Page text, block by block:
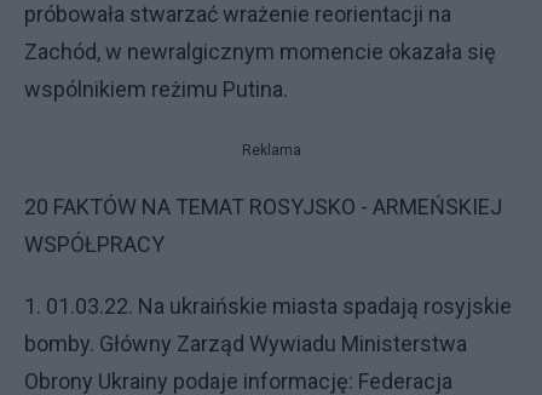
próbowała stwarzać wrażenie reorientacji na
Zachód, w newralgicznym momencie okazała się
wspólnikiem reżimu Putina.
Reklama
20 FAKTÓW NA TEMAT ROSYJSKO - ARMEŃSKIEJ
WSPÓŁPRACY
1. 01.03.22. Na ukraińskie miasta spadają rosyjskie
bomby. Główny Zarząd Wywiadu Ministerstwa
Obrony Ukrainy podaje informację: Federacja